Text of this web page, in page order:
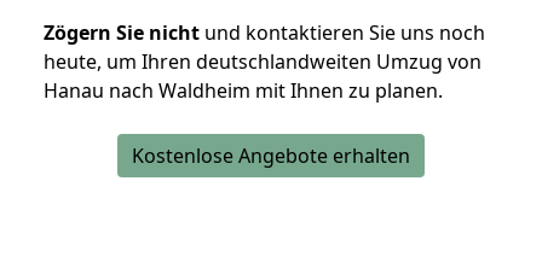
Zögern Sie nicht und kontaktieren Sie uns noch
heute, um Ihren deutschlandweiten Umzug von
Hanau nach Waldheim mit Ihnen zu planen.
Kostenlose Angebote erhalten